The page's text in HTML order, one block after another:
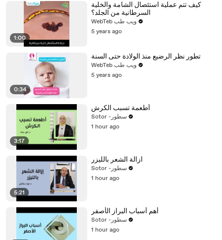
1:00
كيف تتم عملية استئصال الشامة والخلية
السرطانية من الجلد؟
WebTeb ويب طب
5 years ago
0:34
تطور نظر الرضيع منذ الولادة حتى السنة
WebTeb ويب طب
5 years ago
3:17
أطعمة تسبب الكرش
Sotor -سطور
1 hour ago
5:21
ازالة الشعر بالليزر
Sotor -سطور
1 hour ago
أهم أسباب البراز الأصفر
Sotor -سطور
1 hour ago